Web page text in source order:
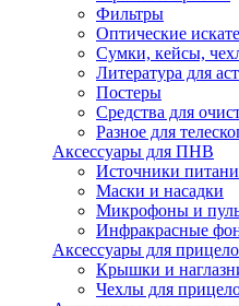
Фильтры
Оптические
Сумки, кейсы,
Литература для
Постеры
Средства для
Разное для
Аксессуары для ПНВ
Источники
Маски и насадки
Микрофоны и
Инфракрасные
Аксессуары для
Крышки и
Чехлы для